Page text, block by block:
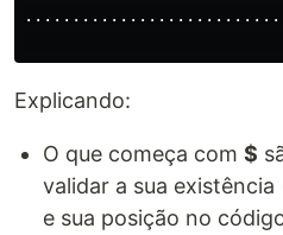
Explicando:
O que começa com $
validar a sua
e sua posição no